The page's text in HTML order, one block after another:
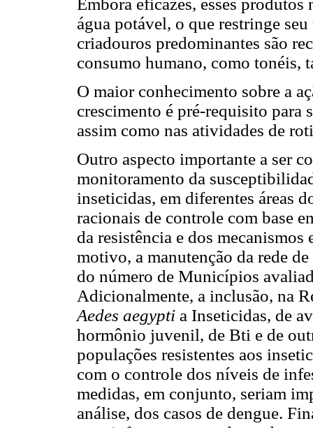
água potável, o que restringe
criadouros predominantes são
consumo humano, como tonéis,
O maior conhecimento sobre a
crescimento é pré-requisito para
assim como nas atividades de
Outro aspecto importante a ser
monitoramento da
inseticidas, em diferentes áreas
racionais de controle com base
da resistência e dos
motivo, a manutenção da rede
do número de Municípios
Adicionalmente, a inclusão, na
Aedes aegypti a Inseticidas, de
hormônio juvenil, de Bti e de
populações resistentes aos
com o controle dos níveis de
medidas, em conjunto, seriam
análise, dos casos de dengue.